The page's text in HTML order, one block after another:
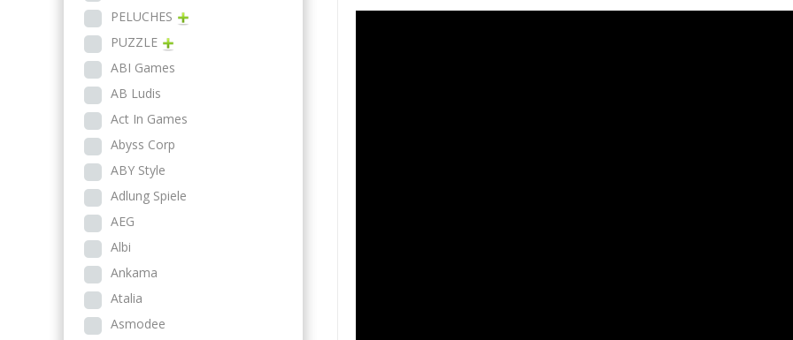
PELUCHES
PUZZLE
ABI Games
AB Ludis
Act In Games
Abyss Corp
ABY Style
Adlung Spiele
AEG
Albi
Ankama
Atalia
Asmodee